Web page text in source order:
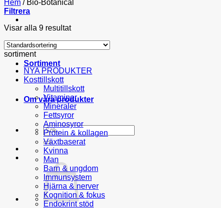
Sortiment
Om våra produkter
Sök
efter:
Hem /Bio-Botanical
Filtrera
Visar alla 9 resultat
sortiment
NYA PRODUKTER
Kosttillskott
Multitillskott
Vitaminer
Mineraler
Fettsyror
Aminosyror
Protein & kollagen
Växtbaserat
Kvinna
Man
Barn & ungdom
Immunsystem
Hjärna & nerver
Kognition & fokus
Endokrint stöd